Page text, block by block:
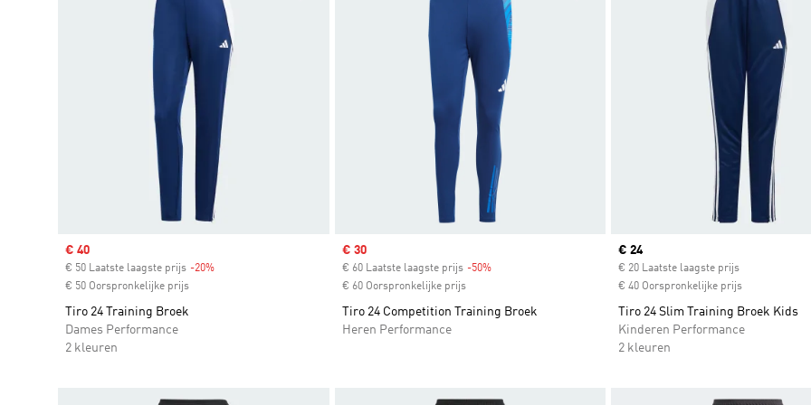
Sale price
€ 40
€ 50 Laatste laagste prijs -20%
€ 50 Oorspronkelijke prijs
Tiro 24 Training Broek
Dames Performance
2 kleuren
Sale price
€ 30
€ 60 Laatste laagste prijs -50%Discount
€ 60 Oorspronkelijke prijs
Tiro 24 Competition Training Broek
Heren Performance
Current price
€ 24
€ 20 Laatste laagste prijs
€ 40 Oorspronkelijke prijs
Tiro 24 Slim Training Broek Kids
Kinderen Performance
2 kleuren